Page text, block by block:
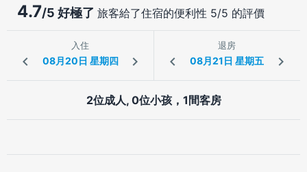
4.7/5 好極了 旅客給了住宿的便利性 5/5 的評價
入住 退房
2位成人, 0位小孩，1間客房